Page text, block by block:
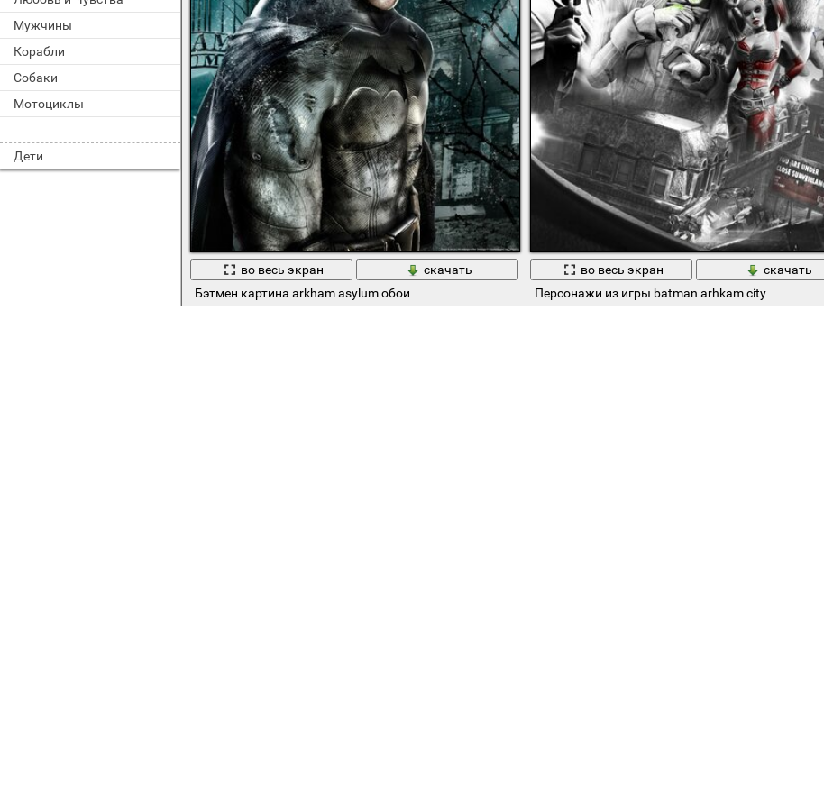
Мужчины
Корабли
Собаки
Мотоциклы
Дети
во весь экран
скачать
Бэтмен картина arkham asylum обои
во весь экран
скачать
Персонажи из игры batman arhkam city